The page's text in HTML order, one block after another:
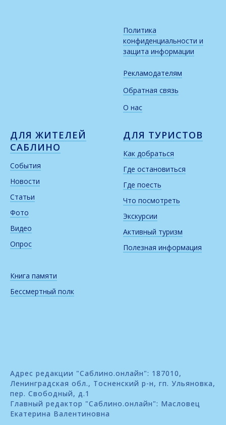
Политика
конфиденциальности и
защита информации
Рекламодателям
Обратная связь
О нас
ДЛЯ ЖИТЕЛЕЙ
САБЛИНО
События
Новости
Статьи
Фото
Видео
Опрос
Книга памяти
Бессмертный полк
ДЛЯ ТУРИСТОВ
Как добраться
Где остановиться
Где поесть
Что посмотреть
Экскурсии
Активный туризм
Полезная информация
Адрес редакции "Саблино.онлайн": 187010,
Ленинградская обл., Тосненский р-н, гп. Ульяновка,
пер. Свободный, д.1
Главный редактор "Саблино.онлайн": Масловец
Екатерина Валентиновна